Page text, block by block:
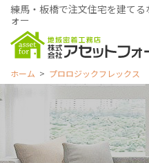
練馬・板橋で注文住宅を建て
ォー
ホーム プロロジックフレックス